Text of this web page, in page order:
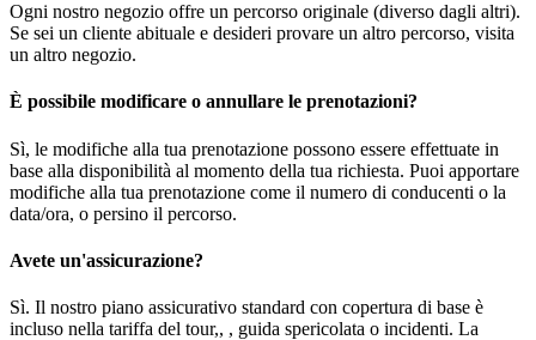
Ogni nostro negozio offre un percorso originale (diverso dagli altri).
Se sei un cliente abituale e desideri provare un altro percorso, visita
un altro negozio.
È possibile modificare o annullare le prenotazioni?
Sì, le modifiche alla tua prenotazione possono essere effettuate in
base alla disponibilità al momento della tua richiesta. Puoi apportare
modifiche alla tua prenotazione come il numero di conducenti o la
data/ora, o persino il percorso.
Avete un'assicurazione?
Sì. Il nostro piano assicurativo standard con copertura di base è
incluso nella tariffa del tour,, , guida spericolata o incidenti. La